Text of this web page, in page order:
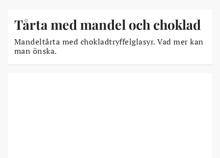
Tårta med mandel och choklad
Mandeltårta med chokladtryffelglasyr. Vad mer kan
man önska.